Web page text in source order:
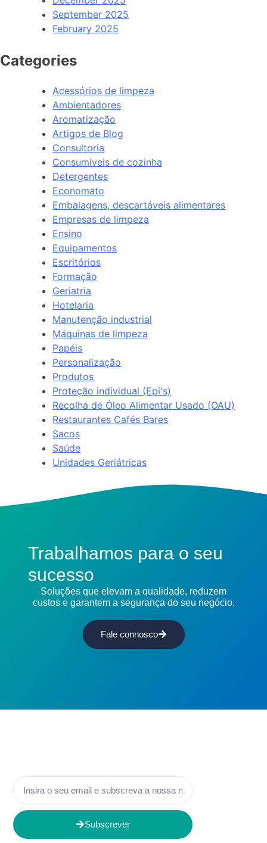
September 2025
February 2025
Categories
Acessórios de limpeza
Ambientadores
Aromatização
Artigos de Blog
Consultoria
Consumiveis de cozinha
Detergentes
Economato
Embalagens, descartáveis alimentares
Empresas de limpeza
Ensino
Equipamentos
Escritórios
Formação
Geriatria
Hotelaria
Manutenção industrial
Máquinas de limpeza
Papéis
Personalização
Produtos
Proteção individual (Epi's)
Recolha de Óleo Alimentar Usado (OAU)
Restaurantes Cafés Bares
Sacos
Saúde
Unidades Geriátricas
Trabalhamos para o seu
sucesso
Soluções que elevam a qualidade, reduzem
custos e garantem a segurança do seu negócio.
Fale connosco
Subscrever